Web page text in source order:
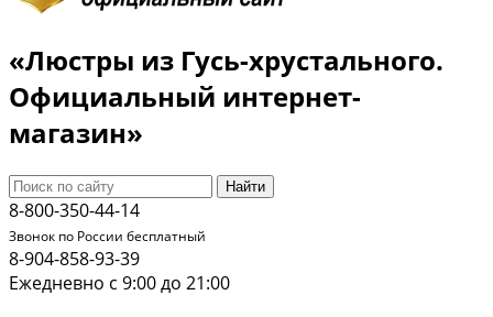
«Люстры из Гусь-хрустального.
Официальный интернет-
магазин»
Найти
8-800-350-44-14
Звонок по России бесплатный
8-904-858-93-39
Ежедневно с 9:00 до 21:00